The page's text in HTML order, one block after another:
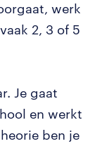
werk
2, 3 of 5
Je gaat
en werkt
ben je